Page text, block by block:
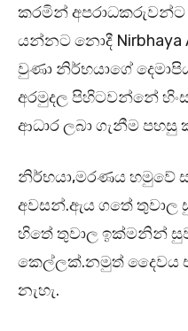
කරමින් අපරාධකරුවන්ට
යන්නට නොදී
වුණා නිර්භයාගේ
අරමුදල පිහිටවන්නේ
ආධාර ලබා ගැනීම පහසු
නිර්භයා,මරණය හමුවේ
අවසන්.ඇය ගතේ තුවාල
හිතේ තුවාල ඉක්මනින්
කෙල්ලක්.නමුත් දෛවය
නැහැ.